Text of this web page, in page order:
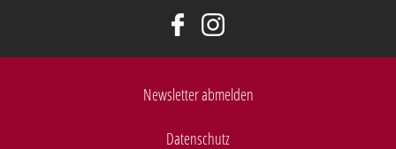
Newsletter abmelden
Datenschutz